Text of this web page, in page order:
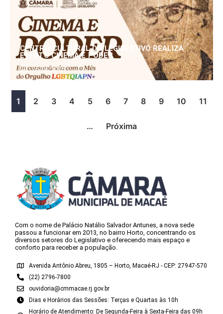
CENTRO CULTURAL DO LEGISLATIVO REALIZA
EVENTO CINEMA E PODER
25/06/2026
1 2 3 4 5 6 7 8 9 10 11
… Próxima
Com o nome de Palácio Natálio Salvador Antunes, a nova sede
passou a funcionar em 2013, no bairro Horto, concentrando os
diversos setores do Legislativo e oferecendo mais espaço e
conforto para receber a população.
Avenida Antônio Abreu, 1805 – Horto, Macaé-RJ - CEP: 27947-570
(22) 2796-7800
ouvidoria@cmmacae.rj.gov.br
Dias e Horários das Sessões: Terças e Quartas às 10h
Horário de Atendimento: De Segunda-Feira à Sexta-Feira das 09h